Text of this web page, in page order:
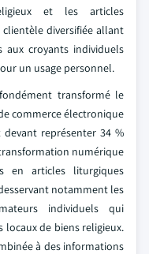
et les articles
diversifiée allant
aux croyants individuels
un usage personnel.
transformé le
commerce électronique
représenter 34 %
numérique
en articles liturgiques
notamment les
individuels qui
locaux de biens religieux.
à des informations